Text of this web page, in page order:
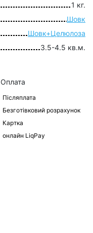
1 кг.
Шовк
Шовк+Целюлоза
3.5-4.5 кв.м.
Оплата
Післяплата
Безготівковий розрахунок
Картка
онлайн LiqPay